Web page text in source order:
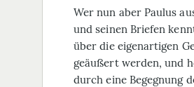
Wer nun aber Paulus
und seinen Briefen
über die eigenartigen
geäußert werden, und
durch eine Begegnung